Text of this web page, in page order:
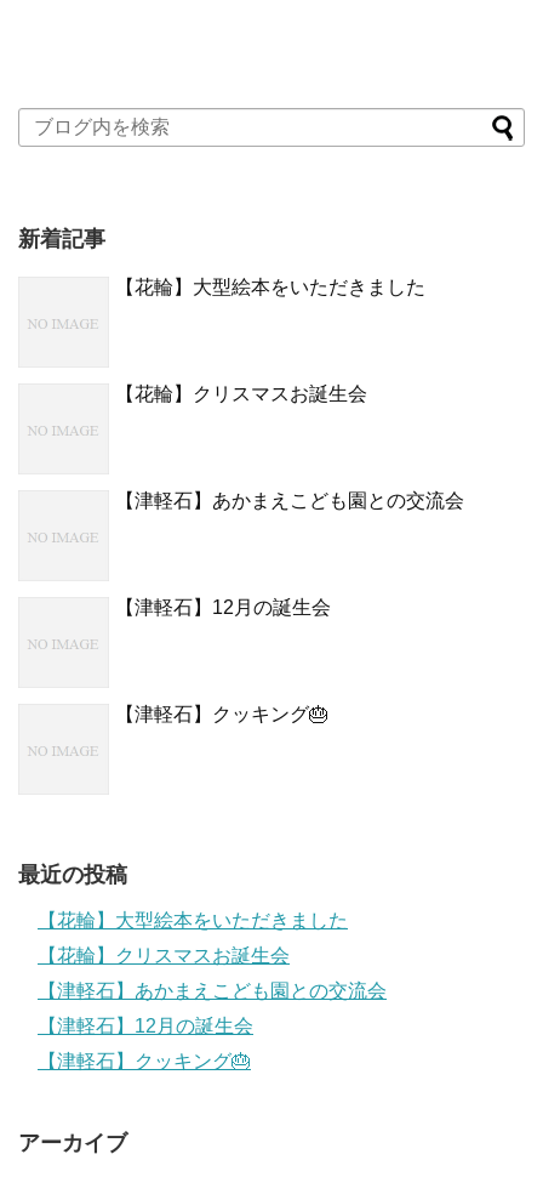
新着記事
【花輪】大型絵本をいただきました
【花輪】クリスマスお誕生会
【津軽石】あかまえこども園との交流会
【津軽石】12月の誕生会
【津軽石】クッキング🎂
最近の投稿
【花輪】大型絵本をいただきました
【花輪】クリスマスお誕生会
【津軽石】あかまえこども園との交流会
【津軽石】12月の誕生会
【津軽石】クッキング🎂
アーカイブ